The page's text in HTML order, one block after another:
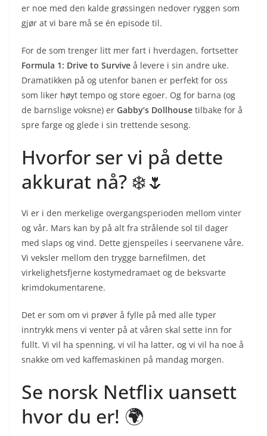
er noe med den kalde grøssingen nedover ryggen som
gjør at vi bare må se én episode til.
For de som trenger litt mer fart i hverdagen, fortsetter
Formula 1: Drive to Survive å levere i sin andre uke.
Dramatikken på og utenfor banen er perfekt for oss
som liker høyt tempo og store egoer. Og for barna (og
de barnslige voksne) er Gabby’s Dollhouse tilbake for å
spre farge og glede i sin trettende sesong.
Hvorfor ser vi på dette
akkurat nå? ❄️🌷
Vi er i den merkelige overgangsperioden mellom vinter
og vår. Mars kan by på alt fra strålende sol til dager
med slaps og vind. Dette gjenspeiles i seervanene våre.
Vi veksler mellom den trygge barnefilmen, det
virkelighetsfjerne kostymedramaet og de beksvarte
krimdokumentarene.
Det er som om vi prøver å fylle på med alle typer
inntrykk mens vi venter på at våren skal sette inn for
fullt. Vi vil ha spenning, vi vil ha latter, og vi vil ha noe å
snakke om ved kaffemaskinen på mandag morgen.
Se norsk Netflix uansett
hvor du er! 🌍